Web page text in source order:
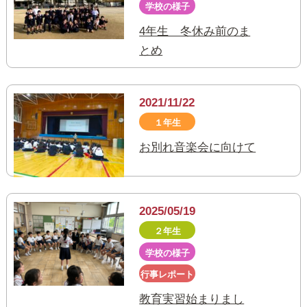
学校の様子
4年生 冬休み前のま
とめ
2021/11/22
１年生
お別れ音楽会に向けて
2025/05/19
２年生
学校の様子
行事レポート
教育実習始まりまし